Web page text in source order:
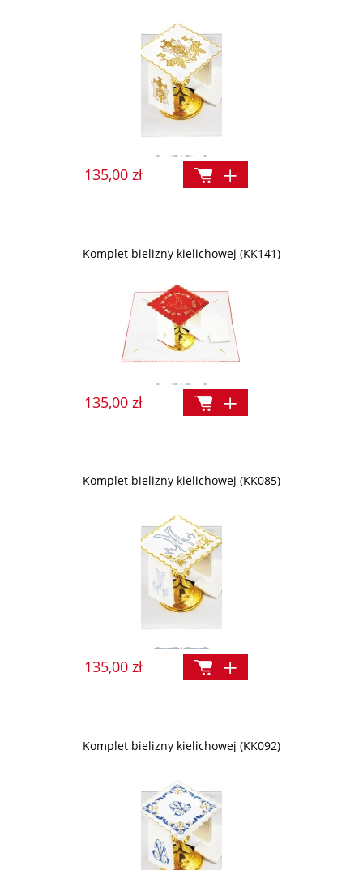
135,00 zł
Komplet bielizny kielichowej (KK141)
135,00 zł
Komplet bielizny kielichowej (KK085)
135,00 zł
Komplet bielizny kielichowej (KK092)